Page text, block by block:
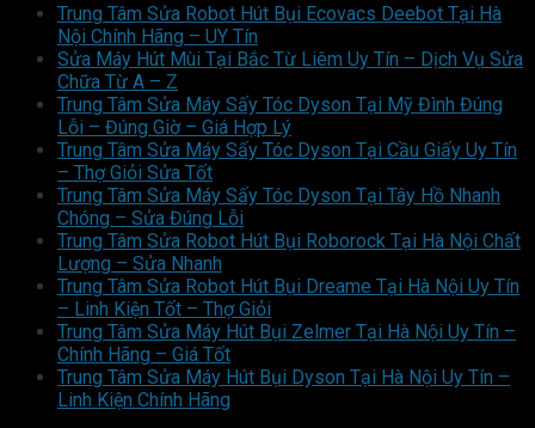
Trung Tâm Sửa Robot Hút Bụi Ecovacs Deebot Tại Hà
Nội Chính Hãng – UY Tín
Sửa Máy Hút Mùi Tại Bắc Từ Liêm Uy Tín – Dịch Vụ Sửa
Chữa Từ A – Z
Trung Tâm Sửa Máy Sấy Tóc Dyson Tại Mỹ Đình Đúng
Lỗi – Đúng Giờ – Giá Hợp Lý
Trung Tâm Sửa Máy Sấy Tóc Dyson Tại Cầu Giấy Uy Tín
– Thợ Giỏi Sửa Tốt
Trung Tâm Sửa Máy Sấy Tóc Dyson Tại Tây Hồ Nhanh
Chóng – Sửa Đúng Lỗi
Trung Tâm Sửa Robot Hút Bụi Roborock Tại Hà Nội Chất
Lượng – Sửa Nhanh
Trung Tâm Sửa Robot Hút Bụi Dreame Tại Hà Nội Uy Tín
– Linh Kiện Tốt – Thợ Giỏi
Trung Tâm Sửa Máy Hút Bụi Zelmer Tại Hà Nội Uy Tín –
Chính Hãng – Giá Tốt
Trung Tâm Sửa Máy Hút Bụi Dyson Tại Hà Nội Uy Tín –
Linh Kiện Chính Hãng